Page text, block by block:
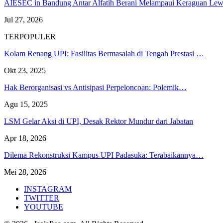
AIESEC in Bandung Antar Alfatih Berani Melampaui Keraguan
Jul 27, 2026
TERPOPULER
Kolam Renang UPI: Fasilitas Bermasalah di Tengah Prestasi …
Okt 23, 2025
Hak Berorganisasi vs Antisipasi Perpeloncoan: Polemik…
Agu 15, 2025
LSM Gelar Aksi di UPI, Desak Rektor Mundur dari Jabatan
Apr 18, 2026
Dilema Rekonstruksi Kampus UPI Padasuka: Terabaikannya…
Mei 28, 2026
INSTAGRAM
TWITTER
YOUTUBE